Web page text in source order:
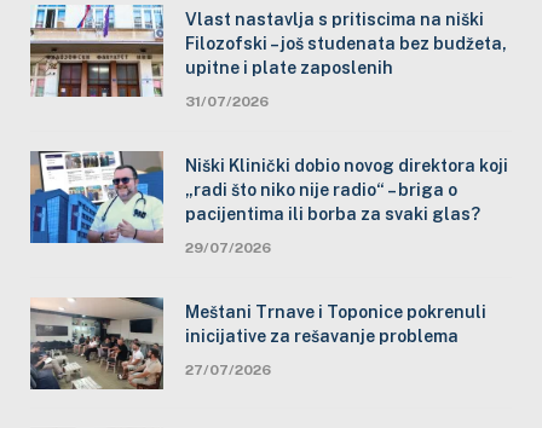
Vlast nastavlja s pritiscima na niški
Filozofski – još studenata bez budžeta,
upitne i plate zaposlenih
31/07/2026
Niški Klinički dobio novog direktora koji
„radi što niko nije radio“ – briga o
pacijentima ili borba za svaki glas?
29/07/2026
Meštani Trnave i Toponice pokrenuli
inicijative za rešavanje problema
27/07/2026